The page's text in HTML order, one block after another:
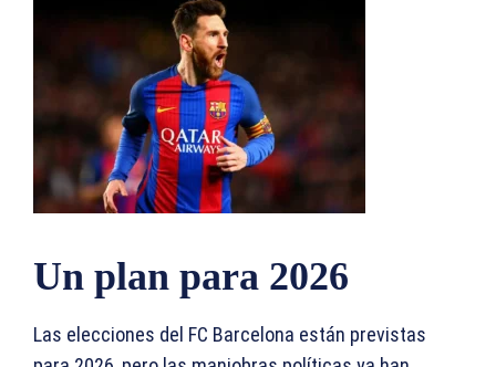
Un plan para 2026
Las elecciones del FC Barcelona están previstas